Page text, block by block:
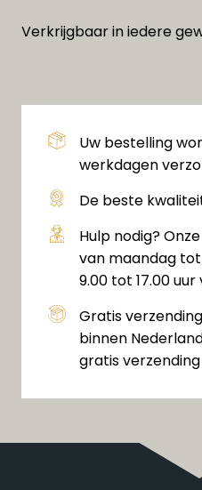
Verkrijgbaar in iedere
Uw bestelling
werkdagen
De beste
Hulp nodig?
van maandag
9.00 tot 17.00
Gratis
binnen
gratis